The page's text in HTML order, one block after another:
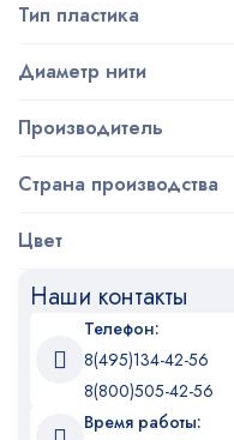
Тип пластика
Диаметр нити
Производитель
Страна производства
Цвет
Наши контакты
Телефон:
8(495)134-42-56
8(800)505-42-56
Время работы: